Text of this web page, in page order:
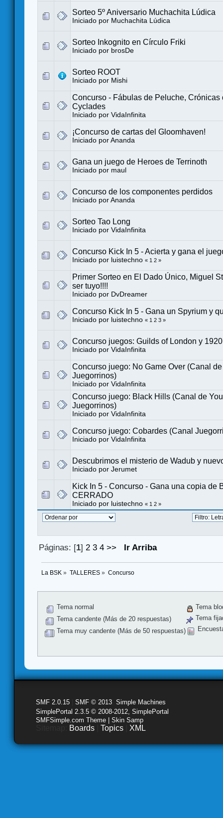
Sorteo 5º Aniversario Muchachita Lúdica
Iniciado por Muchachita Lúdica
Sorteo Inkognito en Círculo Friki
Iniciado por brosDe
Sorteo ROOT
Iniciado por Mishi
Concurso - Fábulas de Peluche, Crónicas
Cyclades
Iniciado por VidaInfinita
¡Concurso de cartas del Gloomhaven!
Iniciado por Ananda
Gana un juego de Heroes de Terrinoth
Iniciado por maul
Concurso de los componentes perdidos
Iniciado por Ananda
Sorteo Tao Long
Iniciado por VidaInfinita
Concurso Kick In 5 - Acierta y gana el
Iniciado por luistechno « 1 2 »
Primer Sorteo en El Dado Único, Miguel
ser tuyo!!!!
Iniciado por DvDreamer
Concurso Kick In 5 - Gana un Spyrium y
Iniciado por luistechno « 1 2 3 »
Concurso juegos: Guilds of London y
Iniciado por VidaInfinita
Concurso juego: No Game Over (Canal
Juegorrinos)
Iniciado por VidaInfinita
Concurso juego: Black Hills (Canal de
Juegorrinos)
Iniciado por VidaInfinita
Concurso juego: Cobardes (Canal
Iniciado por VidaInfinita
Descubrimos el misterio de Wadub y
Iniciado por Jerumet
Kick In 5 - Concurso - Gana una copia de
CERRADO
Iniciado por luistechno « 1 2 »
Páginas: [1] 2 3 4 >> Ir Arriba
La BSK » TALLERES» Concurso
Tema normal
Tema candente (Más de 20 respuestas)
Tema muy candente (Más de 50 respuestas)
Tema
Tema
SMF 2.0.15 SMF © 2013 Simple Machines
SimplePortal 2.3.5 © 2008-2012, SimplePortal
SMFSimple.com Theme | Skin Samp
Boards Topics XML